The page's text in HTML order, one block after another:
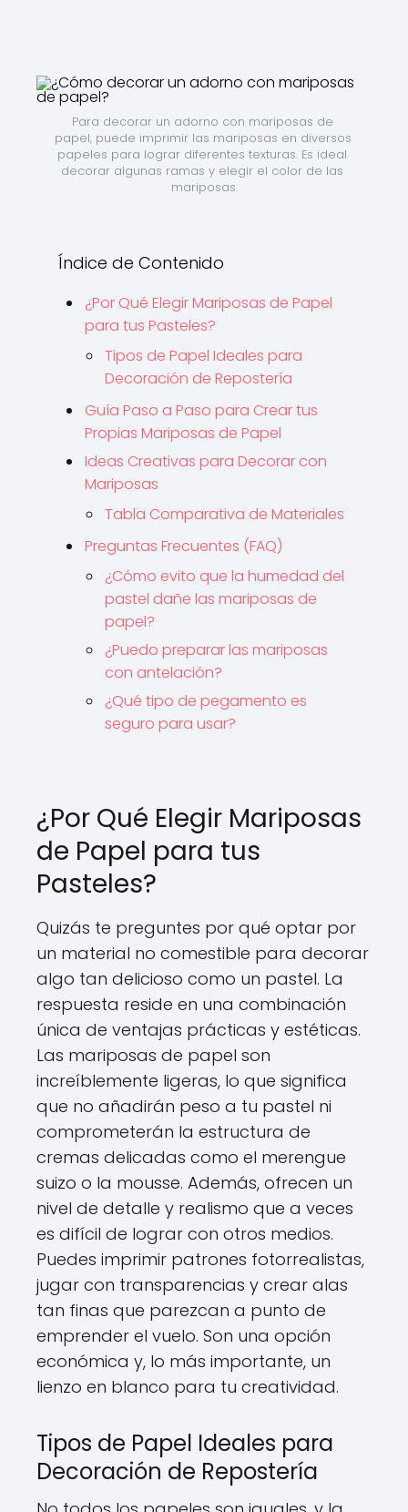
Para decorar un adorno con mariposas de
papel, puede imprimir las mariposas en diversos
papeles para lograr diferentes texturas. Es ideal
decorar algunas ramas y elegir el color de las
mariposas.
Índice de Contenido
¿Por Qué Elegir Mariposas de Papel
para tus Pasteles?
Tipos de Papel Ideales para
Decoración de Repostería
Guía Paso a Paso para Crear tus
Propias Mariposas de Papel
Ideas Creativas para Decorar con
Mariposas
Tabla Comparativa de Materiales
Preguntas Frecuentes (FAQ)
¿Cómo evito que la humedad del
pastel dañe las mariposas de
papel?
¿Puedo preparar las mariposas
con antelación?
¿Qué tipo de pegamento es
seguro para usar?
¿Por Qué Elegir Mariposas
de Papel para tus
Pasteles?
Quizás te preguntes por qué optar por
un material no comestible para decorar
algo tan delicioso como un pastel. La
respuesta reside en una combinación
única de ventajas prácticas y estéticas.
Las mariposas de papel son
increíblemente ligeras, lo que significa
que no añadirán peso a tu pastel ni
comprometerán la estructura de
cremas delicadas como el merengue
suizo o la mousse. Además, ofrecen un
nivel de detalle y realismo que a veces
es difícil de lograr con otros medios.
Puedes imprimir patrones fotorrealistas,
jugar con transparencias y crear alas
tan finas que parezcan a punto de
emprender el vuelo. Son una opción
económica y, lo más importante, un
lienzo en blanco para tu creatividad.
Tipos de Papel Ideales para
Decoración de Repostería